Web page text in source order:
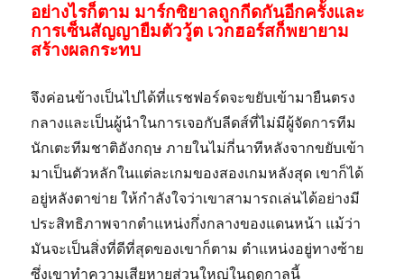
อย่างไรก็ตาม มาร์กซิยาลถูกกีดกันอีกครั้งและ
การเซ็นสัญญายืมตัววู้ต เวกฮอร์สก็พยายาม
สร้างผลกระทบ
จึงค่อนข้างเป็นไปได้ที่แรชฟอร์ดจะขยับเข้ามายืนตรง
กลางและเป็นผู้นำในการเจอกับลีดส์ที่ไม่มีผู้จัดการทีม
นักเตะทีมชาติอังกฤษ ภายในไม่กี่นาทีหลังจากขยับเข้า
มาเป็นตัวหลักในแต่ละเกมของสองเกมหลังสุด เขาก็ได้
อยู่หลังตาข่าย ให้กำลังใจว่าเขาสามารถเล่นได้อย่างมี
ประสิทธิภาพจากตำแหน่งกึ่งกลางของแดนหน้า แม้ว่า
มันจะเป็นสิ่งที่ดีที่สุดของเขาก็ตาม ตำแหน่งอยู่ทางซ้าย
ซึ่งเขาทำความเสียหายส่วนใหญ่ในฤดูกาลนี้